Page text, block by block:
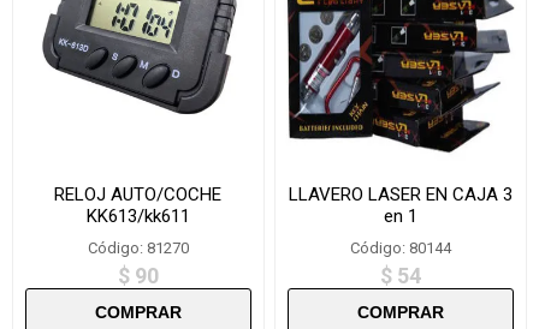
RELOJ AUTO/COCHE
KK613/kk611
Código: 81270
$ 90
LLAVERO LASER EN CAJA 3
en 1
Código: 80144
$ 54